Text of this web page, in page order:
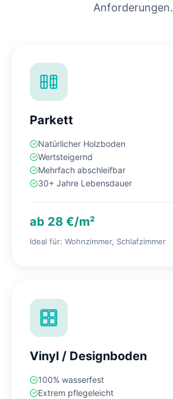
Anforderungen.
Parkett
Natürlicher Holzboden
Wertsteigernd
Mehrfach abschleifbar
30+ Jahre Lebensdauer
ab 28 €/m²
Ideal für: Wohnzimmer, Schlafzimmer
Vinyl / Designboden
100% wasserfest
Extrem pflegeleicht